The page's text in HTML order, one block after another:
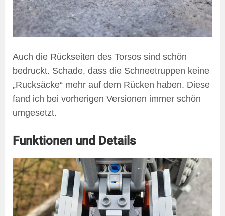
Auch die Rückseiten des Torsos sind schön
bedruckt. Schade, dass die Schneetruppen keine
„Rucksäcke“ mehr auf dem Rücken haben. Diese
fand ich bei vorherigen Versionen immer schön
umgesetzt.
Funktionen und Details